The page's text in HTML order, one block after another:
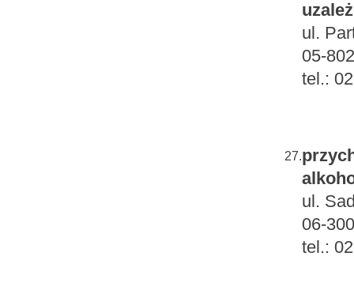
ul.
05-
tel.:
27.
ul.
06-
tel.: